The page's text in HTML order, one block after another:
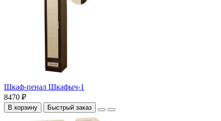
Шкаф-пенал Шкафыч-1
8470 ₽
В корзину Быстрый заказ